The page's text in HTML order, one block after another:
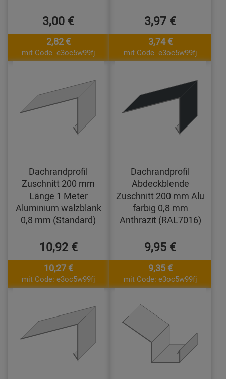
3,00 €
2,82 €
mit Code: e3oc5w99fj
3,97 €
3,74 €
mit Code: e3oc5w99fj
Dachrandprofil
Zuschnitt 200 mm
Länge 1 Meter
Aluminium walzblank
0,8 mm (Standard)
10,92 €
10,27 €
mit Code: e3oc5w99fj
Dachrandprofil
Abdeckblende
Zuschnitt 200 mm Alu
farbig 0,8 mm
Anthrazit (RAL7016)
9,95 €
9,35 €
mit Code: e3oc5w99fj